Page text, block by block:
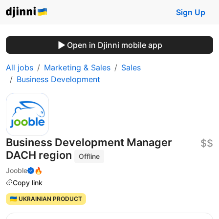
Sign Up
Open in Djinni mobile app
All jobs Marketing & Sales
Sales
Business Development
Business Development Manager
DACH region
Offline
Jooble
🔥
Copy link
$$
🇺🇦 UKRAINIAN PRODUCT